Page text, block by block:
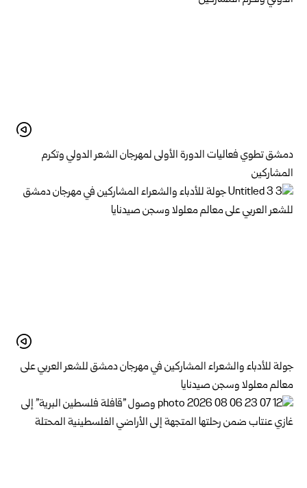
دمشق تطوي فعاليات الدورة الأولى لمهرجان الشعر الدولي وتكرم
المشاركين
جولة للأدباء والشعراء المشاركين في مهرجان دمشق للشعر العربي على
معالم معلولا وسجن صيدنايا